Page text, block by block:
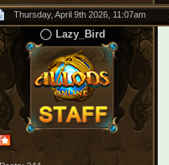
Thursday, April 9th 2026, 11:07am
Lazy_Bird